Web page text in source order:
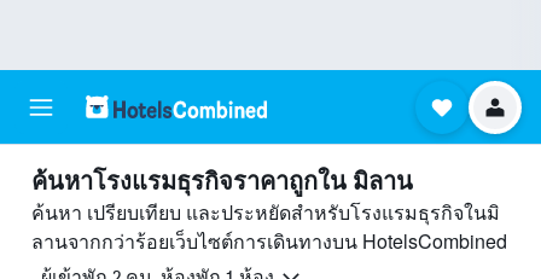
ค้นหาโรงแรมธุรกิจราคาถูกใน มิลาน
ค้นหา เปรียบเทียบ และประหยัดสำหรับโรงแรมธุรกิจในมิ
ลานจากกว่าร้อยเว็บไซต์การเดินทางบน HotelsCombined